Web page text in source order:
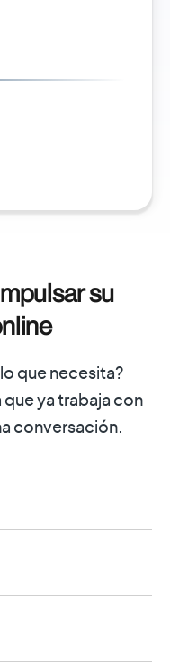
su
que necesita?
ya trabaja con
conversación.